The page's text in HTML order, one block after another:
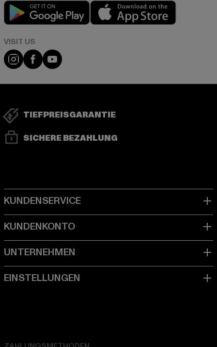
Play market
Visit our Instagram page:
Visit our Facebook page:
Visit our YouTube channel:
TIEFPREISGARANTIE
SICHERE BEZAHLUNG